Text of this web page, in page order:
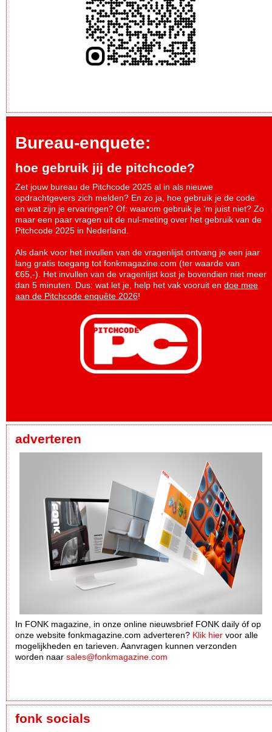
Bureau-enquete:
hoe gebruik jij de pitchcode?
Zet jouw bureau de Pitchcode 2025 al in als nieuwe
opdrachtgevers zich melden? En zo ja, hoe gebruik je de code
en wat zijn je ervaringen? Of: waarom gebruik je ‘m juist niet? Zo
maar een paar vragen uit de nul-meting over het gebruik van de
Pitchcode 2025 in Nederland.
Als dank voor het invullen van de vragenlijst ontvang je een jaar
lang gratis toegang tot fonkmagazine.com (ter waarde van
€65,-). Het invullen van de vragenlijst kost je bovendien niet meer
dan 5 minuten. Dus: wat let je, help het vak vooruit en doe mee
aan de Pitchcode enquête 2026!
adverteren
In FONK magazine, in onze online nieuwsbrief FONK daily óf op
onze website fonkmagazine.com adverteren? Klik hier voor alle
mogelijkheden en tarieven. Aanvragen kunnen verzonden
worden naar sales@fonkmagazine.com
fonk socials